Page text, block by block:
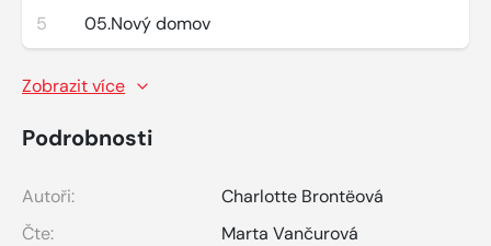
5 05.Nový domov
Zobrazit více
Podrobnosti
Autoři:
Charlotte Brontëová
Čte:
Marta Vančurová